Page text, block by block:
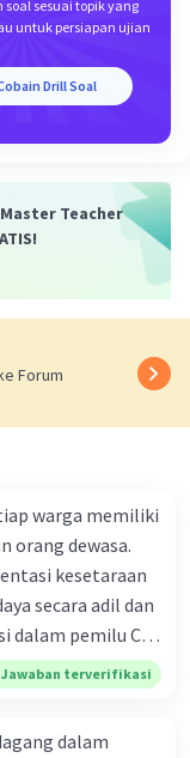
seperti
dalam
dapat dianggap
cita Hukum
dalam
untuk
sesuai topik yang
untuk persiapan ujian
Drill Soal
Teacher
Forum
warga memiliki
orang dewasa.
kesetaraan
secara adil dan
dalam pemilu C.
hukum
lain
Jawaban terverifikasi
dalam